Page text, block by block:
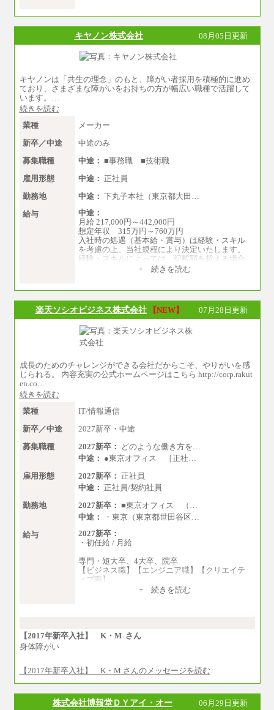
万円
を考慮して給与を決定いたします
中途：
（1）事務職（総合職・正社員） （2）技術職
（総合職・正社員）
定
試用期間中も給与に変更はございません
（3）技能職（正社員）
基本給
キヤノン株式会社 08月05日更新
キヤノンは「共生の理念」のもと、障がい者採用を積極的に進め
ており、さまざまな障がいをお持ちの方が幅広い職種で活躍して
います。…
続きを読む
業種
メーカー
新卒／中途
中途のみ
募集職種
中途： ■事務職 ■技術職
雇用形態
中途： 正社員
勤務地
中途： 下丸子本社（東京都大田…
給与
中途：
月給 217,000円～442,000円
想定年収 315万円～760万円
入社時の処遇（基本給・賞与）は経験・スキル
を考慮の上、当社規程により決定いたします。
経験・スキルによっては、記載額を超える場合
+ 続きを読む
楽天ソシオビジネス株式会社 【NEW】 07月28日更新
成長のためのチャレンジができる会社だからこそ、やりがいを感
じられる。 内容充実の公式ホームページはこちら http://corp.rakut
en.co…
続きを読む
業種
IT/情報通信
新卒／中途
2027新卒・中途
募集職種
2027新卒：
どのような働き方を…
中途： ●東京オフィス ［正社…
雇用形態
2027新卒： 正社員
中途： 正社員/契約社員
勤務地
2027新卒： ■東京オフィス （…
中途：
・東京（東京都世田谷区…
給与
2027新卒：
・初任給 / 月給
専門・短大卒、4大卒、院卒
【ビジネス職】【エンジニア職】【クリエイテ
ィブ職】
②④⑦⑩月給：225,000円～270,000円
⑨月給：250,000円～330,000円
※経験、能力等を考慮の上、当社規定により決
定
+ 続きを読む
【2017年新卒入社】 K・M さん
身体障がい
【2017年新卒入社】 K・M さんのメッセージを読む
株式会社博報堂ＤＹアイ・オー 06月29日更新